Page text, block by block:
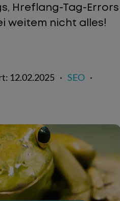
Hreflang-Tag-Errors
weitem nicht alles!
12.02.2025 · SEO ·